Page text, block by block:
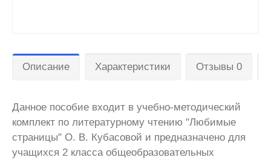
Описание Характеристики Отзывы 0
Данное пособие входит в учебно-методический
комплект по литературному чтению "Любимые
страницы" О. В. Кубасовой и предназначено для
учащихся 2 класса общеобразовательных